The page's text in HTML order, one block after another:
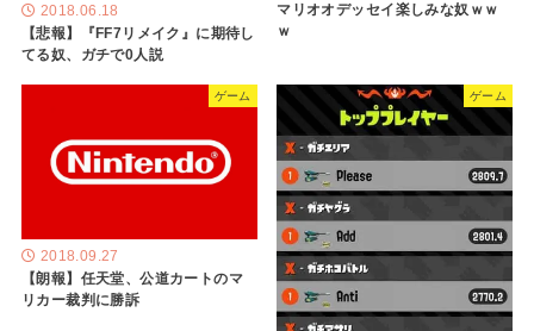
2018.06.18
【悲報】『FF7リメイク』に期待し
てる奴、ガチで0人説
マリオオデッセイ楽しみな奴ｗｗ
ｗ
ゲーム
2018.09.27
【朗報】任天堂、公道カートのマ
リカー裁判に勝訴
ゲーム